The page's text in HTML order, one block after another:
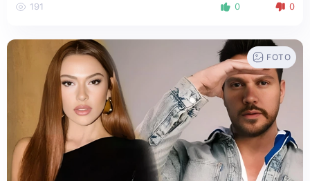
191 0 0
FOTO